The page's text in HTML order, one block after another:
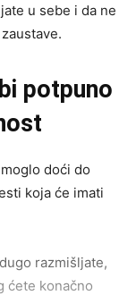
u sebe i da ne
potpuno
doći do
koja će imati
razmišljate,
ćete konačno